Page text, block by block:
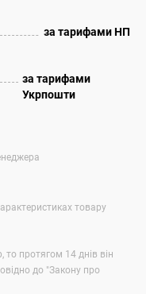
за тарифами НП
за тарифами
Укрпошти
товару
протягом 14 днів він
до "Закону про